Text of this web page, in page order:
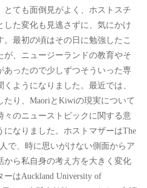
ても面倒見がよく、ホストスチ
した変化も見逃さずに、気にかけ
最初の頃はその日に勉強したこ
が、ニュージーランドの教育やそ
ったので少しずつそういった専
ようになりました。最近では、
たり、MaoriとKiwiの現実について
のニューストピックに関する意
になりました。ホストマザーはThe
で、時に思いがけない側面からア
から私自身の考え方を大きく変化
はAuckland University of